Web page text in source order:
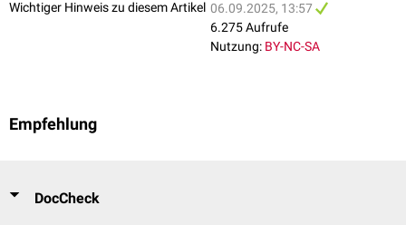
Wichtiger Hinweis zu diesem Artikel 06.09.2025, 13:57
6.275 Aufrufe
Nutzung: BY-NC-SA
Empfehlung
DocCheck